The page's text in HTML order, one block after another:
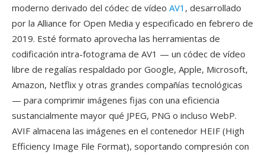
moderno derivado del códec de vídeo AV1 , desarrollado
por la Alliance for Open Media y especificado en febrero de
2019. Esté formato aprovecha las herramientas de
codificación intra-fotograma de AV1 — un códec de vídeo
libre de regalías respaldado por Google, Apple, Microsoft,
Amazon, Netflix y otras grandes compañías tecnológicas
— para comprimir imágenes fijas con una eficiencia
sustancialmente mayor qué JPEG, PNG o incluso WebP.
AVIF almacena las imágenes en el contenedor HEIF (High
Efficiency Image File Format), soportando compresión con